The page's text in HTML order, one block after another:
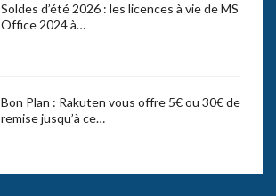
Soldes d’été 2026 : les licences à vie de MS
Office 2024 à…
Bon Plan : Rakuten vous offre 5€ ou 30€ de
remise jusqu’à ce…